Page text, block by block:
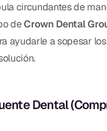
Día
circundantes de
deCrown Dental
ayudarle a sopesar
Dental